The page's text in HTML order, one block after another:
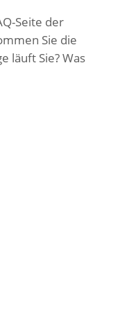
Seite der
Sie die
läuft Sie? Was